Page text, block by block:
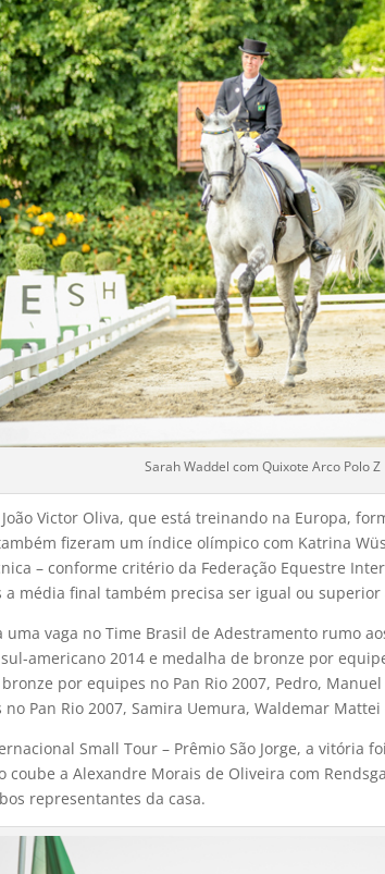
Sarah Waddel com Quixote Arco Polo Z
Victor Oliva, que está treinando na Europa,
fizeram um índice olímpico com Katrina
– conforme critério da Federação Equestre
média final também precisa ser igual ou superior
vaga no Time Brasil de Adestramento rumo
americano 2014 e medalha de bronze por
por equipes no Pan Rio 2007, Pedro,
Pan Rio 2007, Samira Uemura, Waldemar
Small Tour – Prêmio São Jorge, a vitória
coube a Alexandre Morais de Oliveira com
representantes da casa.